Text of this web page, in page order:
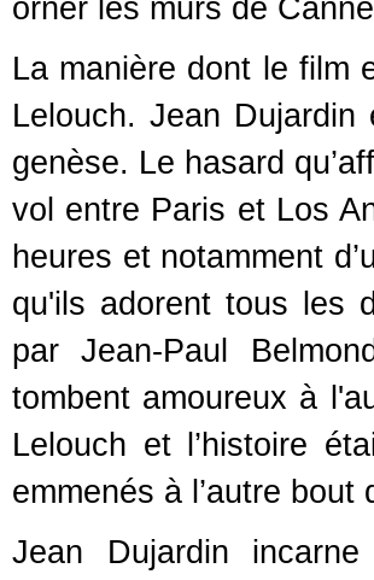
orner les murs de
La manière dont le film
Lelouch. Jean
genèse. Le hasard
vol entre Paris et Los
heures et notamment
qu'ils adorent tous les
par Jean-Paul
tombent amoureux à
Lelouch et l’histoire
emmenés à l’autre
Jean Dujardin